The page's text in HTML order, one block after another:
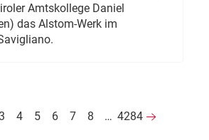
Amtskollege Daniel
das Alstom-Werk im
4 5 6 7 8 … 4284